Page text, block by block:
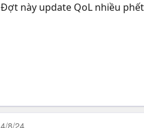
Đợt này update QoL nhiều
4/8/24